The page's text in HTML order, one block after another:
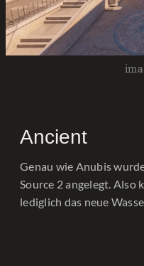
Ancient
Genau wie Anubis
Source 2 angelegt. Also
lediglich das neue